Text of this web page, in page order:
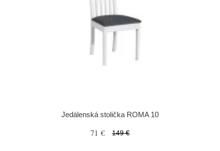
Jedálenská stolička ROMA 10
71 € 149 €